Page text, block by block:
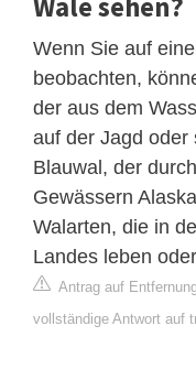
Wenn Sie auf
beobachten,
der aus dem
auf der Jagd oder
Blauwal, der
Gewässern
Walarten, die in
Landes leben
Antrag auf
vollständige Antwort auf